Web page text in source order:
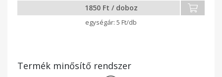
1850 Ft / doboz
5 Ft/db
Termék minősítő rendszer